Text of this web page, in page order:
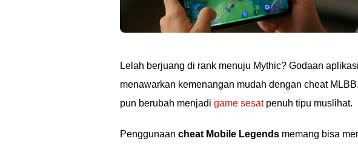
Lelah berjuang di rank menuju Mythic? Godaan
menawarkan kemenangan mudah dengan cheat
pun berubah menjadi game sesatpenuh tipu muslihat.
Penggunaan cheat Mobile Legends memang bisa